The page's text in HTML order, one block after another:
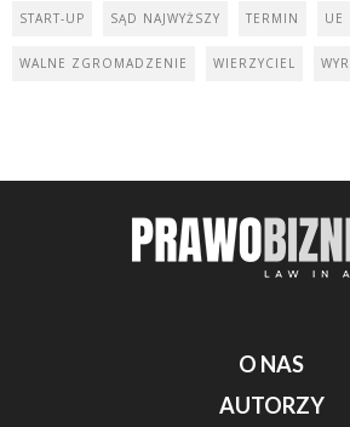
START-UP SĄD NAJWYŻSZY TERMIN UE
WALNE ZGROMADZENIE WIERZYCIEL
O NAS
AUTORZY